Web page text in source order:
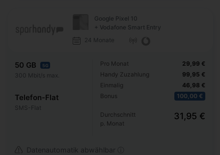
Google Pixel 10
+ Vodafone Smart Entry
24 Monate
50 GB 5G
300 Mbit/s max.
Telefon-Flat
SMS-Flat
Pro Monat
Handy Zuzahlung
Einmalig
Bonus
29,99 €
99,95 €
46,98 €
100,00 €
Durchschnitt
p. Monat
31,95 €
Datenautomatik abwählbar ⓘ